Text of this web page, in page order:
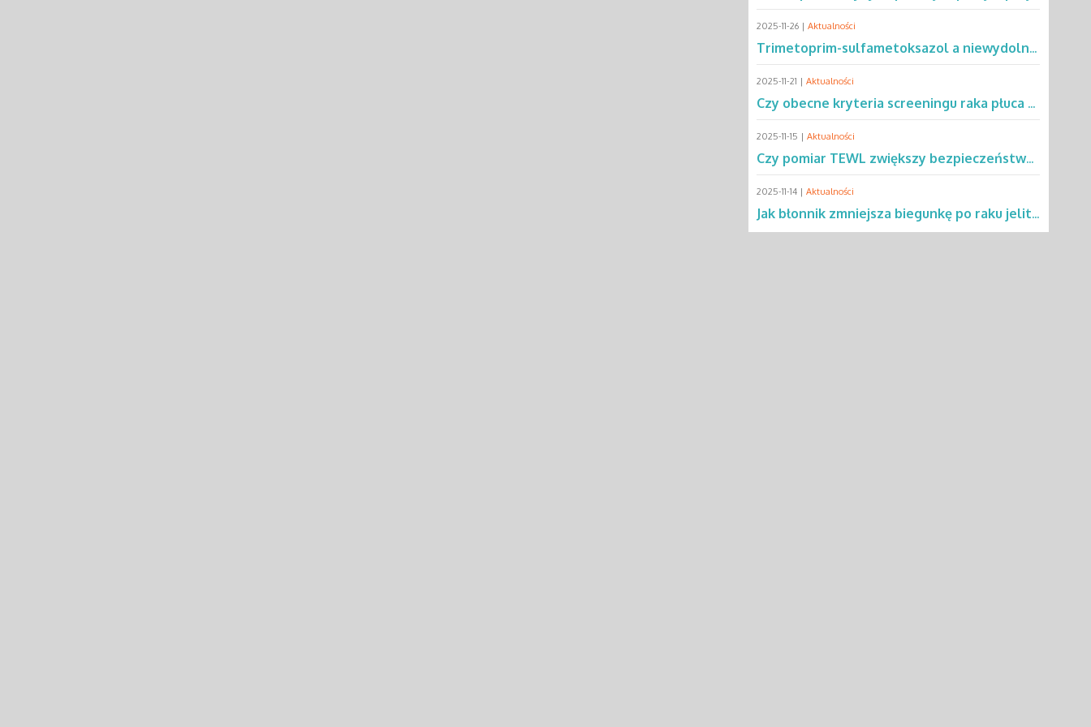
2025-11-26 | Aktualności
Trimetoprim-sulfametoksazol a niewydolność oddechowa – co mówią dane?
2025-11-21 | Aktualności
Czy obecne kryteria screeningu raka płuca wykluczają 2/3 pacjentów?
2025-11-15 | Aktualności
Czy pomiar TEWL zwiększy bezpieczeństwo testów alergicznych u dzieci?
2025-11-14 | Aktualności
Jak błonnik zmniejsza biegunkę po raku jelita grubego?